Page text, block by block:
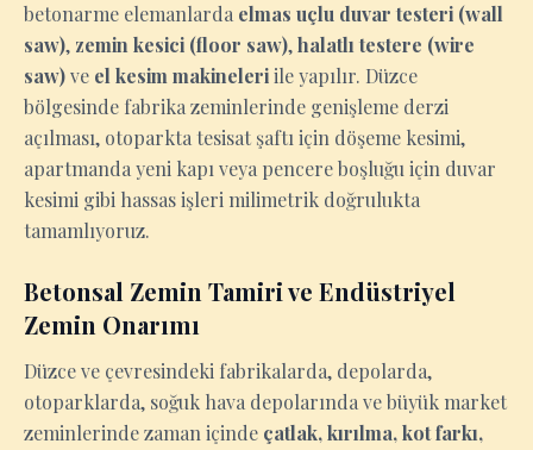
betonarme elemanlarda elmas uçlu duvar testeri (wall
saw), zemin kesici (floor saw),halatlı testere (wire
saw)ve el kesim makineleriile yapılır. Düzce
bölgesinde fabrika zeminlerinde genişleme derzi
açılması, otoparkta tesisat şaftı için döşeme kesimi,
apartmanda yeni kapı veya pencere boşluğu için duvar
kesimi gibi hassas işleri milimetrik doğrulukta
tamamlıyoruz.
Betonsal Zemin Tamiri ve Endüstriyel
Zemin Onarımı
Düzce ve çevresindeki fabrikalarda, depolarda,
otoparklarda, soğuk hava depolarında ve büyük market
zeminlerinde zaman içinde çatlak, kırılma, kot farkı,